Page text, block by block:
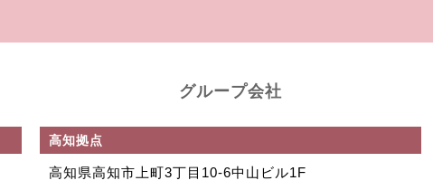
グループ会社
高知拠点
高知県高知市上町3丁目10-6中山ビル1F